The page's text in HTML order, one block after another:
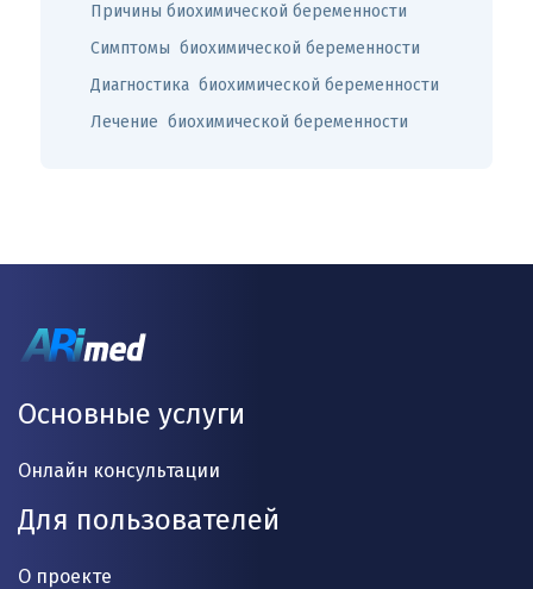
Причины биохимической беременности
Симптомы биохимической беременности
Диагностика биохимической беременности
Лечение биохимической беременности
Основные услуги
Онлайн консультации
Для пользователей
О проекте